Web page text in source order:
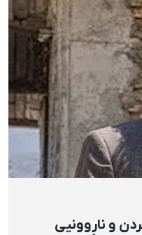
و ناڕوونیی